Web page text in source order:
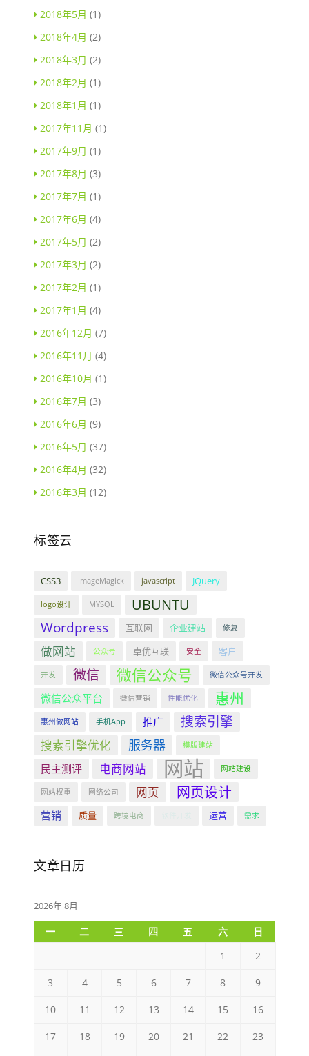
2018年5月 (1)
2018年4月 (2)
2018年3月 (2)
2018年2月 (1)
2018年1月 (1)
2017年11月 (1)
2017年9月 (1)
2017年8月 (3)
2017年7月 (1)
2017年6月 (4)
2017年5月 (2)
2017年3月 (2)
2017年2月 (1)
2017年1月 (4)
2016年12月 (7)
2016年11月 (4)
2016年10月 (1)
2016年7月 (3)
2016年6月 (9)
2016年5月 (37)
2016年4月 (32)
2016年3月 (12)
标签云
CSS3 ImageMagick javascript JQuery
logo设计 MYSQL UBUNTU
Wordpress 互联网 企业建站 修复
做网站 公众号 卓优互联 安全 客户
开发 微信 微信公众号 微信公众号开发
微信公众平台 微信营销 性能优化 惠州
惠州做网站 手机App 推广 搜索引擎
搜索引擎优化 服务器 模版建站
民主测评 电商网站 网站 网站建设
网站权重 网络公司 网页 网页设计
营销 质量 跨境电商 运营 需求
文章日历
2026年 8月
一 二 三 四 五 六
日
1
2
3 4 5 6 7 8 9
10 11 12 13 14 15 16
17 18 19 20 21 22 23